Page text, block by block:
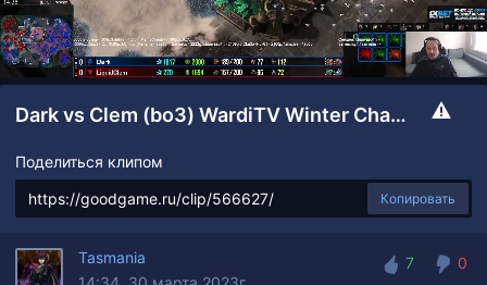
Dark vs Clem (bo3) WardiTV Winter Champ 2023: плей-офф (день #3)
Поделиться клипом
Копировать
Tasmania
7
0